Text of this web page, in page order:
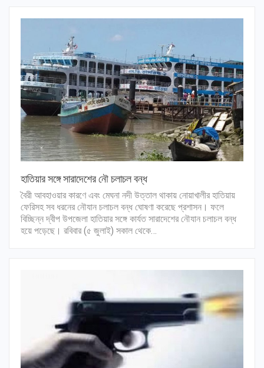
হাতিয়ার সঙ্গে সারাদেশের নৌ চলাচল বন্ধ
বৈরী আবহাওয়ার কারণে এবং মেঘনা নদী উত্তাল থাকায় নোয়াখালীর হাতিয়ায়
ফেরিসহ সব ধরনের নৌযান চলাচল বন্ধ ঘোষণা করেছে প্রশাসন। ফলে
বিচ্ছিন্ন দ্বীপ উপজেলা হাতিয়ার সঙ্গে কার্যত সারাদেশের নৌযান চলাচল বন্ধ
হয়ে পড়েছে। রবিবার (৫ জুলাই) সকাল থেকে…